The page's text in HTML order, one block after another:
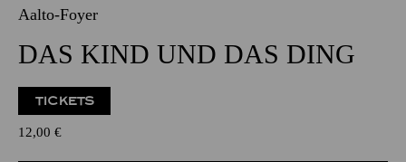
Aalto-Foyer
DAS KIND UND DAS DING
TICKETS
12,00 €